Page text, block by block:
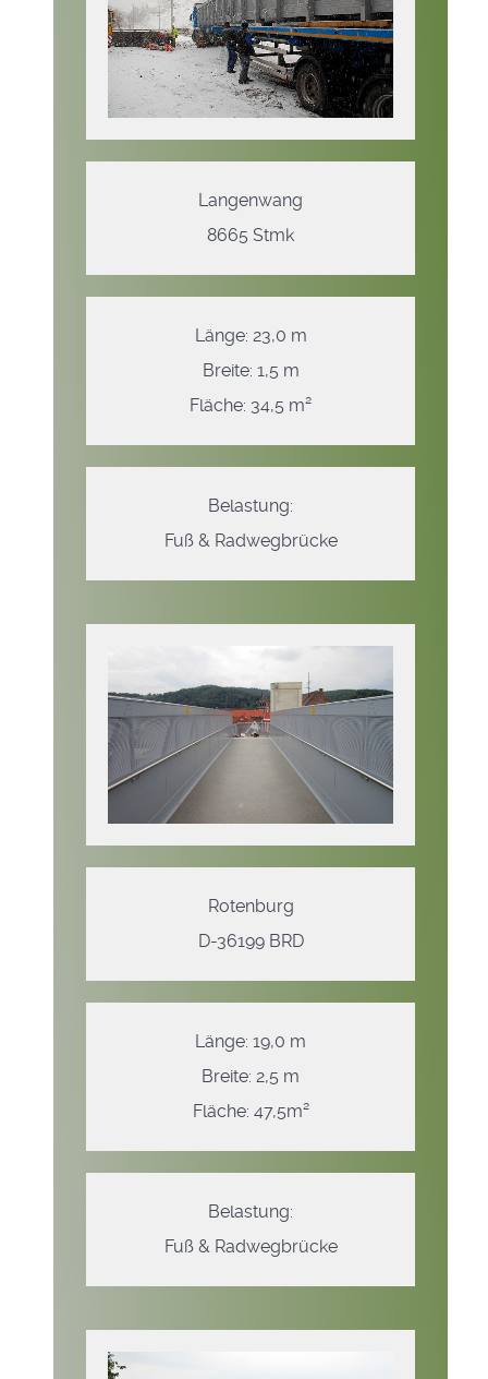
Langenwang
8665 Stmk
Länge: 23,0 m
Breite: 1,5 m
Fläche: 34,5 m²
Belastung:
Fuß & Radwegbrücke
Rotenburg
D-36199 BRD
Länge: 19,0 m
Breite: 2,5 m
Fläche: 47,5m²
Belastung:
Fuß & Radwegbrücke